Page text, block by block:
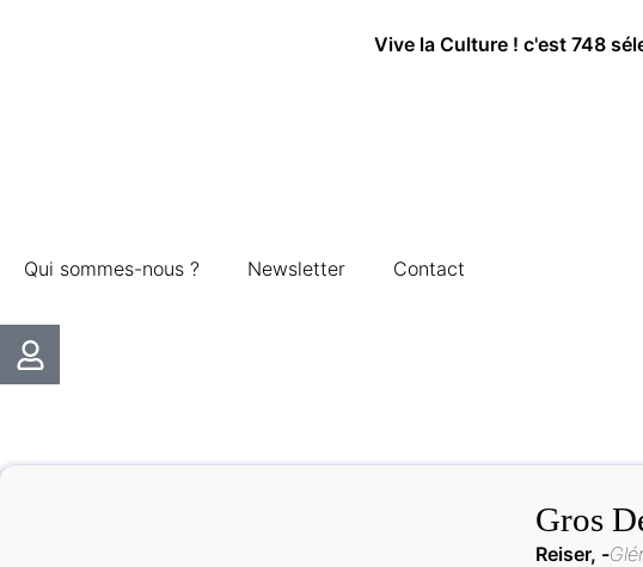
Vive la Culture ! c'est 748
Qui sommes-nous ? Newsletter Contact
Gros
Reiser,